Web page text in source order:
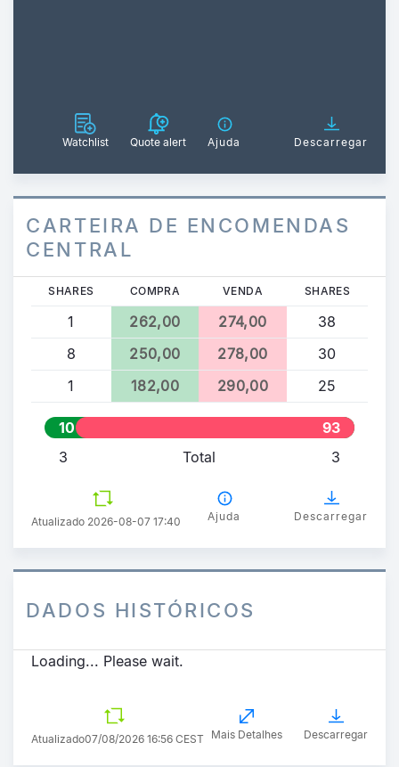
Watchlist Quote alert Ajuda Descarregar
CARTEIRA DE ENCOMENDAS
CENTRAL
SHARES COMPRA VENDA SHARES
1 262,00 274,00
38
8
250,00 278,00
30
1
182,00 290,00 25
10
93
3
Total 3
Atualizado 2026-08-07 17:40 Ajuda Descarregar
DADOS HISTÓRICOS
Loading... Please wait.
Atualizado07/08/2026 16:56 CEST Mais Detalhes Descarregar